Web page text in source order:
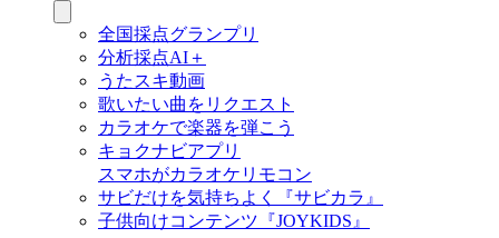
全国採点グランプリ
分析採点AI＋
うたスキ動画
歌いたい曲をリクエスト
カラオケで楽器を弾こう
キョクナビアプリ
スマホがカラオケリモコン
サビだけを気持ちよく『サビカラ』
子供向けコンテンツ『JOYKIDS』